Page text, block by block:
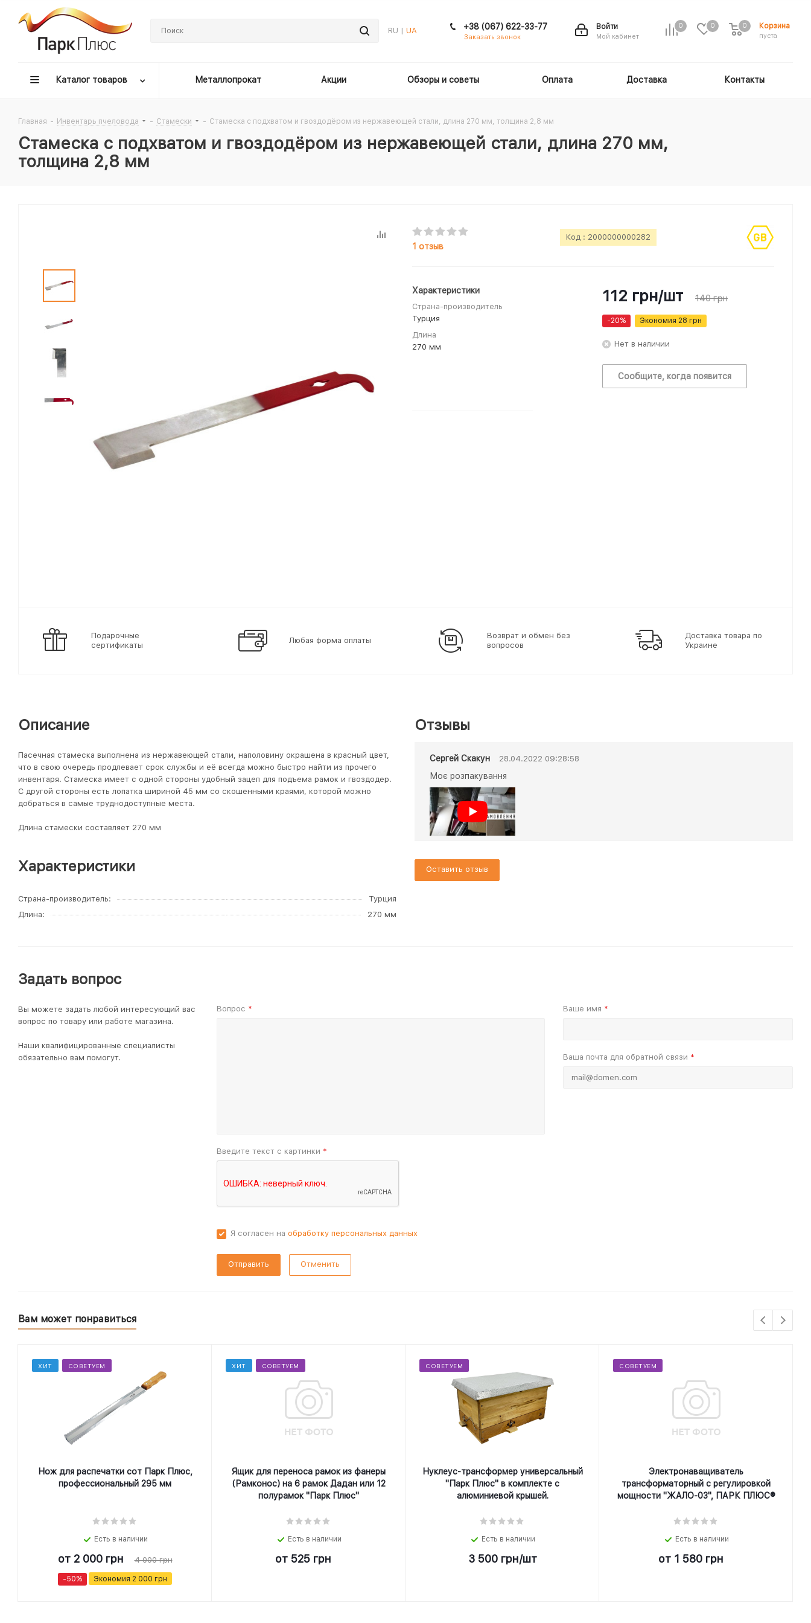
RU | UA
0 0 Корзина
пуста
0
Войти
Мой кабинет
+38 (067) 622-33-77
Заказать звонок
Каталог товаров Металлопрокат Акции Обзоры и советы Оплата Доставка Контакты
Главная - Инвентарь пчеловода - Стамески - Стамеска с подхватом и гвоздодёром из нержавеющей стали, длина 270 мм, толщина 2,8 мм
Стамеска с подхватом и гвоздодёром из нержавеющей стали, длина 270 мм,
толщина 2,8 мм
1 отзыв
Код : 2000000000282
Характеристики
Страна-производитель
Турция
Длина
270 мм
112 грн/шт 140грн
-20% Экономия 28 грн
Нет в наличии
Сообщите, когда появится
Подарочные
сертификаты
Любая форма оплаты
Возврат и обмен без
вопросов
Доставка товара по
Украине
Описание
Пасечная стамеска выполнена из нержавеющей стали, наполовину окрашена в красный цвет,
что в свою очередь продлевает срок службы и её всегда можно быстро найти из прочего
инвентаря. Стамеска имеет с одной стороны удобный зацеп для подъема рамок и гвоздодер.
С другой стороны есть лопатка шириной 45 мм со скошенными краями, которой можно
добраться в самые труднодоступные места.
Длина стамески составляет 270 мм
Характеристики
Страна-производитель
Турция
Длина
270 мм
Отзывы
Сергей Скакун 28.04.2022 09:28:58
Моє розпакування
Оставить отзыв
Задать вопрос
Вы можете задать любой интересующий вас
вопрос по товару или работе магазина.
Наши квалифицированные специалисты
обязательно вам помогут.
Вопрос * Ваше имя *
Ваша почта для обратной связи *
Введите текст с картинки *
Я согласен на обработку персональных данных
Отменить
Вам может понравиться
ХИТ СОВЕТУЕМ
Нож для распечатки сот Парк Плюс,
профеcсиональный 295 мм
Есть в наличии
от 2 000 грн 4 000 грн
-50% Экономия 2 000 грн
ХИТ СОВЕТУЕМ
Ящик для переноса рамок из фанеры
(Рамконос) на 6 рамок Дадан или 12
полурамок "Парк Плюс"
Есть в наличии
от 525 грн
СОВЕТУЕМ
Нуклеус-трансформер универсальный
"Парк Плюс" в комплекте с
алюминиевой крышей.
Есть в наличии
3 500грн/шт
СОВЕТУЕМ
Электронаващиватель
трансформаторный с регулировкой
мощности "ЖАЛО-03", ПАРК ПЛЮС®
Есть в наличии
от 1 580 грн